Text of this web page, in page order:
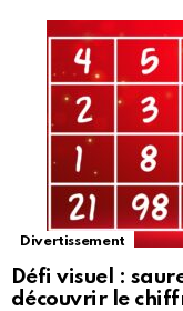
Divertissement
Défi visuel :
découvrir le